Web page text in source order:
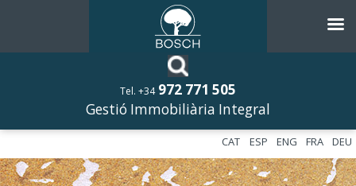
Tel. +34 972 771 505
Gestió Immobiliària Integral
DEU
FRA
ENG
ESP
CAT